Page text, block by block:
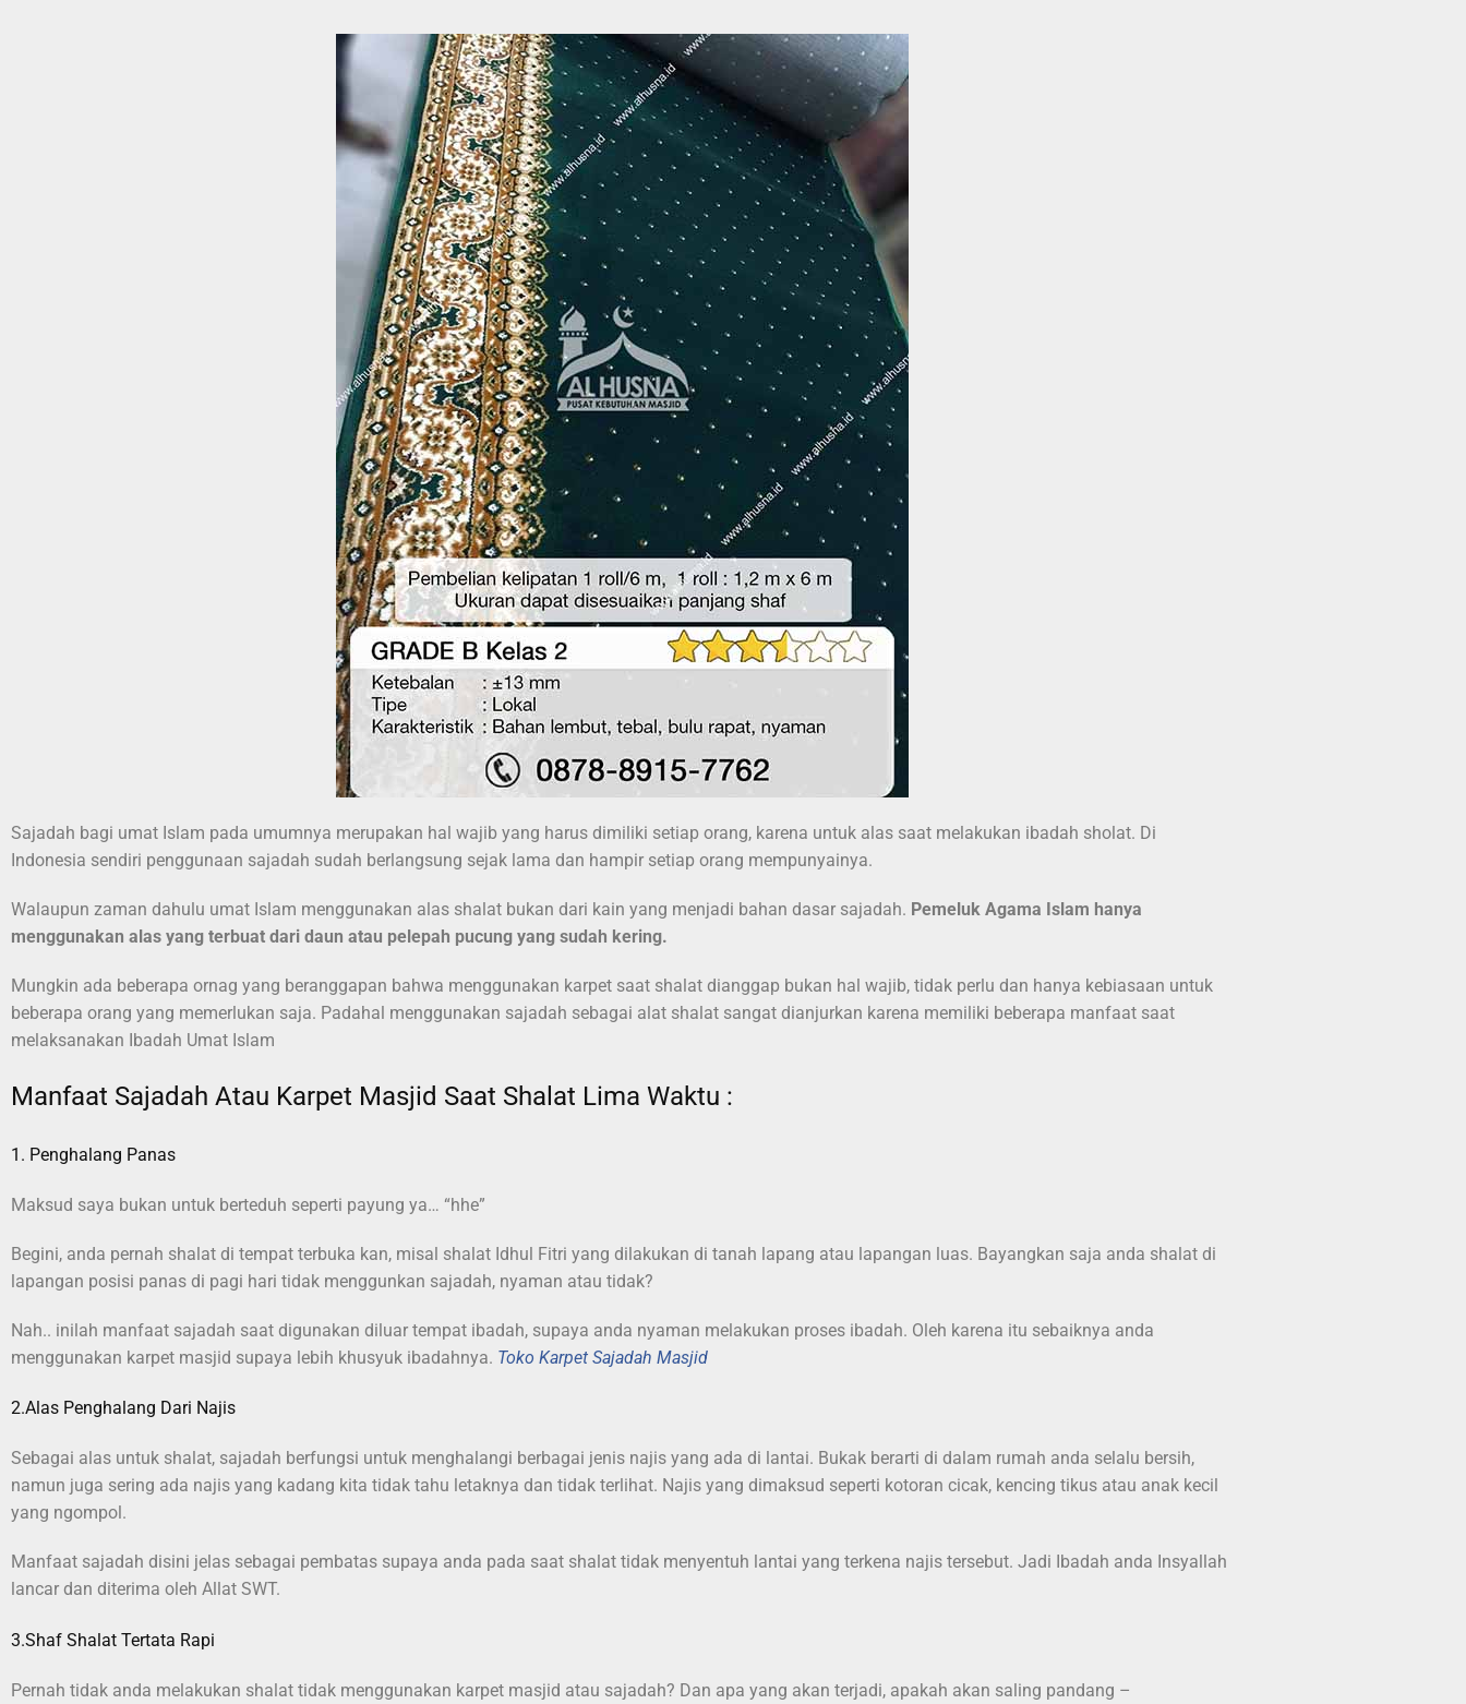
Sajadah bagi umat Islam pada umumnya merupakan hal wajib yang harus dimiliki setiap orang, karena untuk alas saat melakukan ibadah sholat. Di
Indonesia sendiri penggunaan sajadah sudah berlangsung sejak lama dan hampir setiap orang mempunyainya.
Walaupun zaman dahulu umat Islam menggunakan alas shalat bukan dari kain yang menjadi bahan dasar sajadah. Pemeluk Agama Islam hanya
menggunakan alas yang terbuat dari daun atau pelepah pucung yang sudah kering.
Mungkin ada beberapa ornag yang beranggapan bahwa menggunakan karpet saat shalat dianggap bukan hal wajib, tidak perlu dan hanya kebiasaan untuk
beberapa orang yang memerlukan saja. Padahal menggunakan sajadah sebagai alat shalat sangat dianjurkan karena memiliki beberapa manfaat saat
melaksanakan Ibadah Umat Islam
Manfaat Sajadah Atau Karpet Masjid Saat Shalat Lima Waktu :
1. Penghalang Panas
Maksud saya bukan untuk berteduh seperti payung ya… “hhe”
Begini, anda pernah shalat di tempat terbuka kan, misal shalat Idhul Fitri yang dilakukan di tanah lapang atau lapangan luas. Bayangkan saja anda shalat di
lapangan posisi panas di pagi hari tidak menggunkan sajadah, nyaman atau tidak?
Nah.. inilah manfaat sajadah saat digunakan diluar tempat ibadah, supaya anda nyaman melakukan proses ibadah. Oleh karena itu sebaiknya anda
menggunakan karpet masjid supaya lebih khusyuk ibadahnya. Toko Karpet Sajadah Masjid
2.Alas Penghalang Dari Najis
Sebagai alas untuk shalat, sajadah berfungsi untuk menghalangi berbagai jenis najis yang ada di lantai. Bukak berarti di dalam rumah anda selalu bersih,
namun juga sering ada najis yang kadang kita tidak tahu letaknya dan tidak terlihat. Najis yang dimaksud seperti kotoran cicak, kencing tikus atau anak kecil
yang ngompol.
Manfaat sajadah disini jelas sebagai pembatas supaya anda pada saat shalat tidak menyentuh lantai yang terkena najis tersebut. Jadi Ibadah anda Insyallah
lancar dan diterima oleh Allat SWT.
3.Shaf Shalat Tertata Rapi
Pernah tidak anda melakukan shalat tidak menggunakan karpet masjid atau sajadah? Dan apa yang akan terjadi, apakah akan saling pandang –